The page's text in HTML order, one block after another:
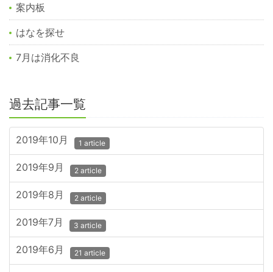
案内板
はなを探せ
7月は消化不良
過去記事一覧
2019年10月 1 article
2019年9月 2 article
2019年8月 2 article
2019年7月 3 article
2019年6月 21 article